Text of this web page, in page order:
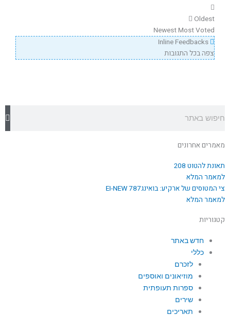
Oldest
NewestMost Voted
צפה בכל התגובות
מאמרים אחרונים
תאונת להטוט 208
למאמר המלא
צי המטוסים של ארקיע: בואינג787 EI-NEW
למאמר המלא
קטגוריות
חדש באתר
כללי
לזכרם
מוזיאונים ואוספים
ספרות תעופתית
שירים
תאריכים